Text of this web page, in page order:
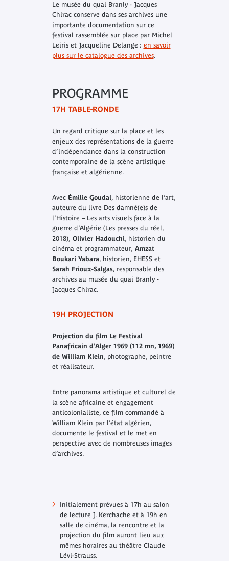
Le musée du quai Branly - Jacques
Chirac conserve dans ses archives une
importante documentation sur ce
festival rassemblée sur place par Michel
Leiris et Jacqueline Delange : en savoir
plus sur le catalogue des archives.
PROGRAMME
17H TABLE-RONDE
Un regard critique sur la place et les
enjeux des représentations de la guerre
d’indépendance dans la construction
contemporaine de la scène artistique
française et algérienne.
Avec Émilie Goudal, historienne de l’art,
auteure du livre Des damné(e)s de
l’Histoire – Les arts visuels face à la
guerre d’Algérie (Les presses du réel,
2018), Olivier Hadouchi, historien du
cinéma et programmateur, Amzat
Boukari Yabara, historien, EHESS et
Sarah Frioux-Salgas, responsable des
archives au musée du quai Branly -
Jacques Chirac.
19H PROJECTION
Projection du filmLe Festival
Panafricain d’Alger 1969 (112 mn, 1969)
de William Klein, photographe, peintre
et réalisateur.
Entre panorama artistique et culturel de
la scène africaine et engagement
anticolonialiste, ce film commandé à
William Klein par l’état algérien,
documente le festival et le met en
perspective avec de nombreuses images
d’archives.
Initialement prévues à 17h au salon
de lecture J. Kerchache et à 19h en
salle de cinéma, la rencontre et la
projection du film auront lieu aux
mêmes horaires au théâtre Claude
Lévi-Strauss.